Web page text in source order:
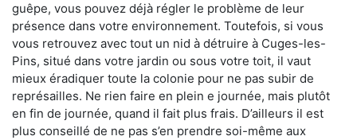
guêpe, vous pouvez déjà régler le problème de leur
présence dans votre environnement. Toutefois, si vous
vous retrouvez avec tout un nid à détruire à Cuges-les-
Pins, situé dans votre jardin ou sous votre toit, il vaut
mieux éradiquer toute la colonie pour ne pas subir de
représailles. Ne rien faire en plein e journée, mais plutôt
en fin de journée, quand il fait plus frais. D’ailleurs il est
plus conseillé de ne pas s’en prendre soi-même aux